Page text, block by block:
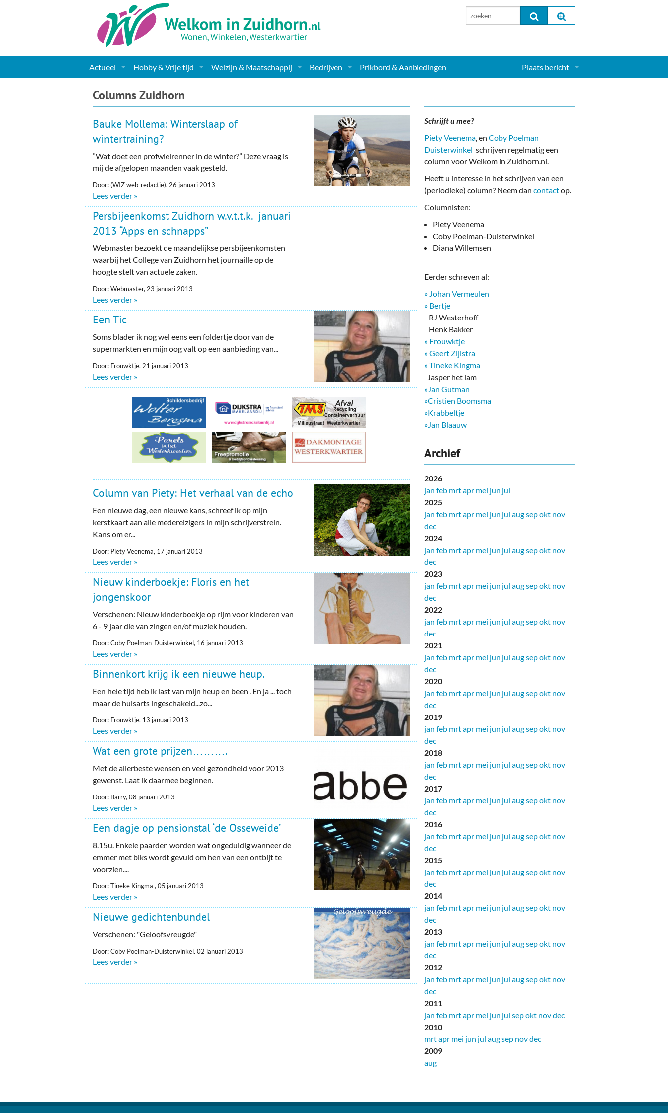
Actueel
Nieuws
Gemeente informatie
Dorpen
Woningaanbod
Columns & Redactioneel
Hobby & Vrije tijd
Sport
Kunst
Muziek
Podia & Dorpshuizen
Welzijn & Maatschappij
Kinderopvang
Politieke Partijen
Bedrijven
Verzorging
Dieren & Tuin
Horeca & Uitgaan
(Ver) Bouw & Onderhoud
Bedrijventerreinen
Bedrijven in de Regio Zuidhorn
Bedrijven van Vroeger
Prikbord & Aanbiedingen Plaats bericht
Columns Zuidhorn
Bauke Mollema: Winterslaap of
wintertraining?
”Wat doet een profwielrenner in de winter?” Deze vraag is
mij de afgelopen maanden vaak gesteld.
Door: (WIZ web-redactie), 26 januari 2013
Lees verder »
Persbijeenkomst Zuidhorn w.v.t.t.k. januari
2013 “Apps en schnapps”
Webmaster bezoekt de maandelijkse persbijeenkomsten
waarbij het College van Zuidhorn het journaille op de
hoogte stelt van actuele zaken.
Door: Webmaster, 23 januari 2013
Lees verder »
Een Tic
Soms blader ik nog wel eens een foldertje door van de
supermarkten en mijn oog valt op een aanbieding van...
Door: Frouwktje, 21 januari 2013
Lees verder »
Column van Piety: Het verhaal van de echo
Een nieuwe dag, een nieuwe kans, schreef ik op mijn
kerstkaart aan alle medereizigers in mijn schrijverstrein.
Kans om er...
Door: Piety Veenema, 17 januari 2013
Lees verder »
Nieuw kinderboekje: Floris en het
jongenskoor
Verschenen: Nieuw kinderboekje op rijm voor kinderen van
6 - 9 jaar die van zingen en/of muziek houden.
Door: Coby Poelman-Duisterwinkel, 16 januari 2013
Lees verder »
Binnenkort krijg ik een nieuwe heup.
Een hele tijd heb ik last van mijn heup en been . En ja ... toch
maar de huisarts ingeschakeld...zo...
Door: Frouwktje, 13 januari 2013
Lees verder »
Wat een grote prijzen……….
Met de allerbeste wensen en veel gezondheid voor 2013
gewenst. Laat ik daarmee beginnen.
Door: Barry, 08 januari 2013
Lees verder »
Een dagje op pensionstal ‘de Osseweide’
8.15u. Enkele paarden worden wat ongeduldig wanneer de
emmer met biks wordt gevuld om hen van een ontbijt te
voorzien....
Door: Tineke Kingma , 05 januari 2013
Lees verder »
Nieuwe gedichtenbundel
Verschenen: "Geloofsvreugde"
Door: Coby Poelman-Duisterwinkel, 02 januari 2013
Lees verder »
Schrijft u mee?
Piety Veenema, en Coby Poelman
Duisterwinkel schrijven regelmatig een
column voor Welkom in Zuidhorn.nl.
Heeft u interesse in het schrijven van een
(periodieke) column? Neem dan contactop.
Columnisten:
Piety Veenema
Coby Poelman-Duisterwinkel
Diana Willemsen
Eerder schreven al:
» Johan Vermeulen
» Bertje
RJ Westerhoff
Henk Bakker
» Frouwktje
» Geert Zijlstra
» Tineke Kingma
​ Jasper het lam
»Jan Gutman
»Cristien Boomsma
»Krabbeltje
»Jan Blaauw
Archief
2026
jan feb mrtapr mei jun jul
2025
jan feb mrtapr mei jun jul augsepokt nov
dec
2024
jan feb mrtapr mei jun jul augsepokt nov
dec
2023
jan feb mrtapr mei jun jul augsepokt nov
dec
2022
jan feb mrtapr mei jun jul augsepokt nov
dec
2021
jan feb mrtapr mei jun jul augsepokt nov
dec
2020
jan feb mrtapr mei jun jul augsepokt nov
dec
2019
jan feb mrtapr mei jun jul augsepokt nov
dec
2018
jan feb mrtapr mei jun jul augsepokt nov
dec
2017
jan feb mrtapr mei jun jul augsepokt nov
dec
2016
jan feb mrtapr mei jun jul augsepokt nov
dec
2015
jan feb mrtapr mei jun jul augsepokt nov
dec
2014
jan feb mrtapr mei jun jul augsepokt nov
dec
2013
jan feb mrtapr mei jun jul augsepokt nov
dec
2012
jan feb mrtapr mei jun jul augsepokt nov
dec
2011
jan feb mrtapr mei jun jul sepokt novdec
2010
mrtapr mei jun jul augsep novdec
2009
aug